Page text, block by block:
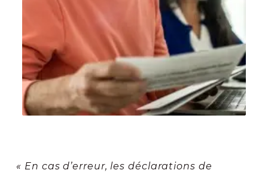
« En cas d’erreur, les déclarations de